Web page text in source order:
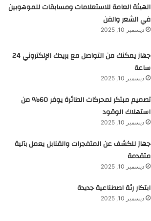
الهيئة العامة للاستعلامات ومسابقات للموهوبين
في الشعر والفن
ديسمبر 10, 2025
جهاز يمكنك من التواصل مع بريدك الإلكتروني 24
ساعة
ديسمبر 10, 2025
تصميم مبتكر لمحركات الطائرة يوفر 60% من
استهلاك الوقود
ديسمبر 10, 2025
جهاز للكشف عن المتفجرات والقنابل يعمل بآلية
متقدمة
ديسمبر 10, 2025
ابتكار رئة اصطناعية جديدة
ديسمبر 10, 2025